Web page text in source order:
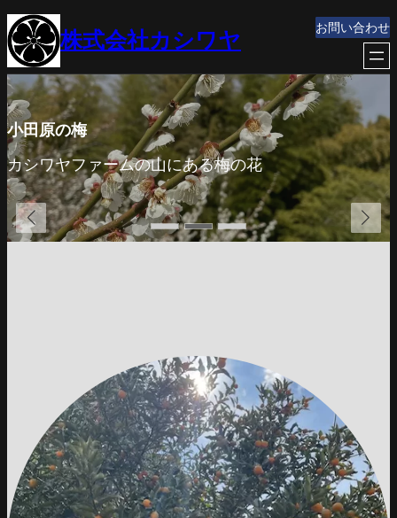
内
容
を
ス
キ
ッ
プ
株式会社カシワヤ
お問い合わせ
竹の子
竹林の竹の子